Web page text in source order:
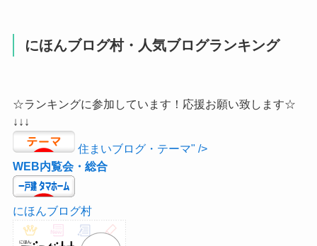
にほんブログ村・人気ブログランキング
☆ランキングに参加しています！応援お願い致します☆
↓↓↓
住まいブログ・テーマ" />
WEB内覧会・総合
にほんブログ村